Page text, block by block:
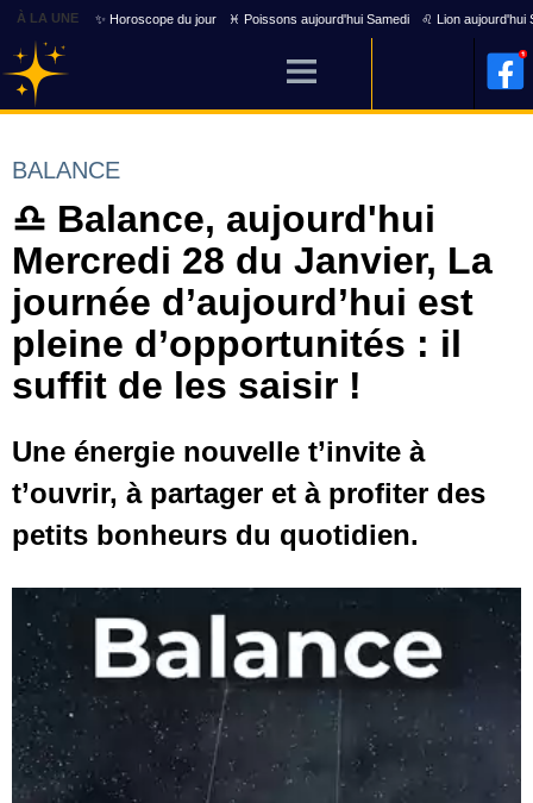
À LA UNE ✨ Horoscope du jour ♓ Poissons aujourd'hui Samedi ♌ Lion aujourd'hui
BALANCE
♎ Balance, aujourd'hui
Mercredi 28 du Janvier, La
journée d’aujourd’hui est
pleine d’opportunités : il
suffit de les saisir !
Une énergie nouvelle t’invite à
t’ouvrir, à partager et à profiter des
petits bonheurs du quotidien.